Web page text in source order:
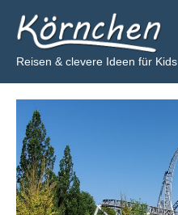
Inhalt
springen
Körnchen
Reisen & clevere Ideen für Kids